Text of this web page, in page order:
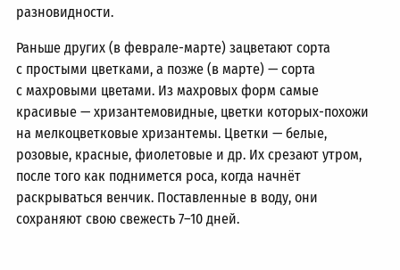
разновидности.
Раньше других (в феврале-марте) зацветают сорта
с простыми цветками, а позже (в марте) — сорта
с махровыми цветами. Из махровых форм самые
красивые — хризантемовидные, цветки которых-похожи
на мелкоцветковые хризантемы. Цветки — белые,
розовые, красные, фиолетовые и др. Их срезают утром,
после того как поднимется роса, когда начнёт
раскрываться венчик. Поставленные в воду, они
сохраняют свою свежесть7–10 дней.